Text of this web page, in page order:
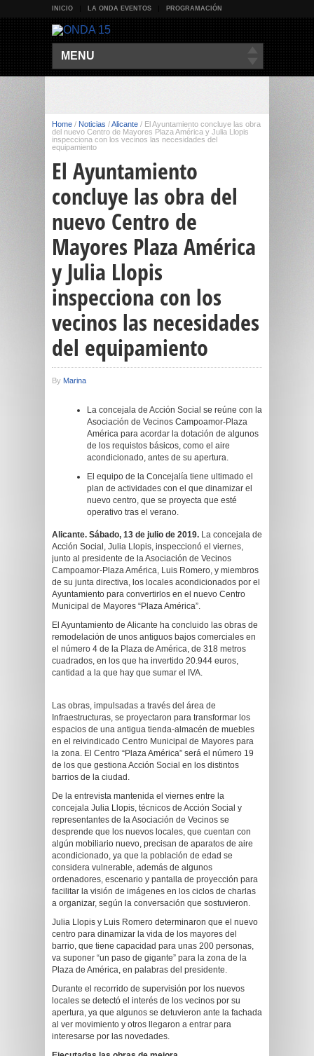
INICIO LA ONDA EVENTOS PROGRAMACIÓN
MENU
Home / Noticias /Alicante / El Ayuntamiento concluye las obra
del nuevo Centro de Mayores Plaza América y Julia Llopis
inspecciona con los vecinos las necesidades del
equipamiento
El Ayuntamiento
concluye las obra del
nuevo Centro de
Mayores Plaza América
y Julia Llopis
inspecciona con los
vecinos las necesidades
del equipamiento
By Marina
La concejala de Acción Social se reúne con la
Asociación de Vecinos Campoamor-Plaza
América para acordar la dotación de algunos
de los requistos básicos, como el aire
acondicionado, antes de su apertura.
El equipo de la Concejalía tiene ultimado el
plan de actividades con el que dinamizar el
nuevo centro, que se proyecta que esté
operativo tras el verano.
Alicante. Sábado, 13 de julio de 2019. La concejala de
Acción Social, Julia Llopis, inspeccionó el viernes,
junto al presidente de la Asociación de Vecinos
Campoamor-Plaza América, Luis Romero, y miembros
de su junta directiva, los locales acondicionados por el
Ayuntamiento para convertirlos en el nuevo Centro
Municipal de Mayores “Plaza América”.
El Ayuntamiento de Alicante ha concluido las obras de
remodelación de unos antiguos bajos comerciales en
el número 4 de la Plaza de América, de 318 metros
cuadrados, en los que ha invertido 20.944 euros,
cantidad a la que hay que sumar el IVA.
Las obras, impulsadas a través del área de
Infraestructuras, se proyectaron para transformar los
espacios de una antigua tienda-almacén de muebles
en el reivindicado Centro Municipal de Mayores para
la zona. El Centro “Plaza América” será el número 19
de los que gestiona Acción Social en los distintos
barrios de la ciudad.
De la entrevista mantenida el viernes entre la
concejala Julia Llopis, técnicos de Acción Social y
representantes de la Asociación de Vecinos se
desprende que los nuevos locales, que cuentan con
algún mobiliario nuevo, precisan de aparatos de aire
acondicionado, ya que la población de edad se
considera vulnerable, además de algunos
ordenadores, escenario y pantalla de proyección para
facilitar la visión de imágenes en los ciclos de charlas
a organizar, según la conversación que sostuvieron.
Julia Llopis y Luis Romero determinaron que el nuevo
centro para dinamizar la vida de los mayores del
barrio, que tiene capacidad para unas 200 personas,
va suponer “un paso de gigante” para la zona de la
Plaza de América, en palabras del presidente.
Durante el recorrido de supervisión por los nuevos
locales se detectó el interés de los vecinos por su
apertura, ya que algunos se detuvieron ante la fachada
al ver movimiento y otros llegaron a entrar para
interesarse por las novedades.